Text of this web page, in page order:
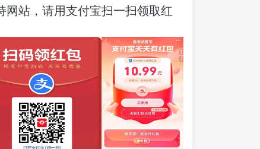
网站，请用支付宝扫一扫领取红